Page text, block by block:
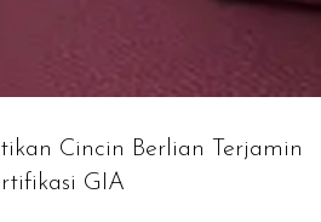
Cincin Berlian Terjamin
GIA